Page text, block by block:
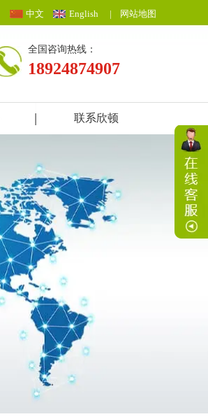
全国咨询热线：
18924874907
中文 English | 网站地图
联系欣顿